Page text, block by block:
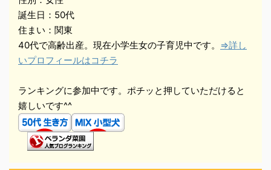
誕生日：50代
住まい：関東
40代で高齢出産。現在小学生女の子育児中です。 ⇒詳し
いプロフィールはコチラ
ランキングに参加中です。ポチッと押していただけると
嬉しいです^^